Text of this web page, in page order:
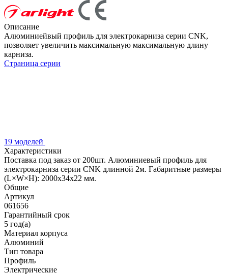
Описание
Алюминиейвый профиль для электрокарниза серии CNK,
позволяет увеличить максимальную максимальную длину
карниза.
Страница серии
19 моделей
Характеристики
Поставка под заказ от 200шт. Алюминиевый профиль для
электрокарниза серии CNK длинной 2м. Габаритные размеры
(L×W×H): 2000x34x22 мм.
Общие
Артикул
061656
Гарантийный срок
5 год(а)
Материал корпуса
Алюминий
Тип товара
Профиль
Электрические